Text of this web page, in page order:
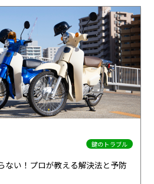
鍵のトラブル
ない！プロが教える解決法と予防